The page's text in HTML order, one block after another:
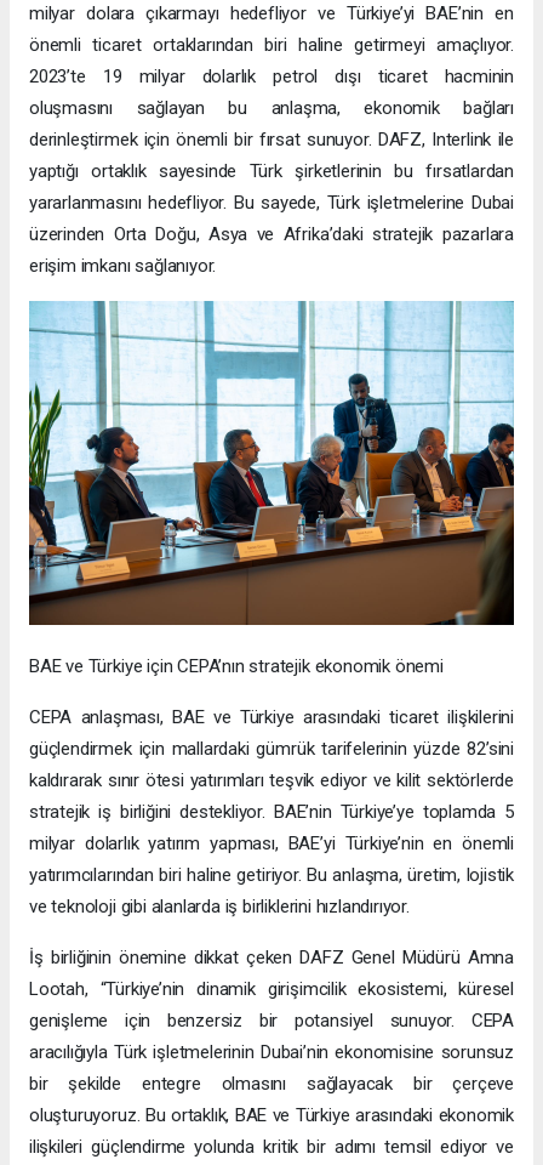
milyar dolara çıkarmayı hedefliyor ve Türkiye’yi BAE’nin en
önemli ticaret ortaklarından biri haline getirmeyi amaçlıyor.
2023’te 19 milyar dolarlık petrol dışı ticaret hacminin
oluşmasını sağlayan bu anlaşma, ekonomik bağları
derinleştirmek için önemli bir fırsat sunuyor. DAFZ, Interlink ile
yaptığı ortaklık sayesinde Türk şirketlerinin bu fırsatlardan
yararlanmasını hedefliyor. Bu sayede, Türk işletmelerine Dubai
üzerinden Orta Doğu, Asya ve Afrika’daki stratejik pazarlara
erişim imkanı sağlanıyor.
BAE ve Türkiye için CEPA’nın stratejik ekonomik önemi
CEPA anlaşması, BAE ve Türkiye arasındaki ticaret ilişkilerini
güçlendirmek için mallardaki gümrük tarifelerinin yüzde 82’sini
kaldırarak sınır ötesi yatırımları teşvik ediyor ve kilit sektörlerde
stratejik iş birliğini destekliyor. BAE’nin Türkiye’ye toplamda 5
milyar dolarlık yatırım yapması, BAE’yi Türkiye’nin en önemli
yatırımcılarından biri haline getiriyor. Bu anlaşma, üretim, lojistik
ve teknoloji gibi alanlarda iş birliklerini hızlandırıyor.
İş birliğinin önemine dikkat çeken DAFZ Genel Müdürü Amna
Lootah, “Türkiye’nin dinamik girişimcilik ekosistemi, küresel
genişleme için benzersiz bir potansiyel sunuyor. CEPA
aracılığıyla Türk işletmelerinin Dubai’nin ekonomisine sorunsuz
bir şekilde entegre olmasını sağlayacak bir çerçeve
oluşturuyoruz. Bu ortaklık, BAE ve Türkiye arasındaki ekonomik
ilişkileri güçlendirme yolunda kritik bir adımı temsil ediyor ve